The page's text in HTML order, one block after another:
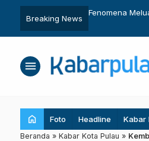
Breaking News
Fenomena Meluapnya Air Laut
hingga Daratan
menu
home Foto Headline Kabar
Beranda » Kabar Kota Pulau »